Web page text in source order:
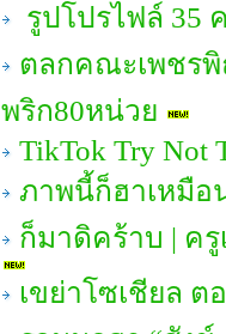
รูปโปรไฟล์ 35
ตลกคณะเพชร
พริก80หน่วย
TikTok Try Not
ภาพนี้ก็ฮาเหมือ
ก็มาดิคร้าบ | ครู
เขย่าโซเชียล ต